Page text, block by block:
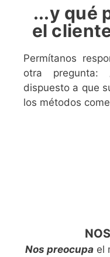
...y qué
el
Permítanos
otra pregunta:
dispuesto a que
los métodos
Nos preocupael